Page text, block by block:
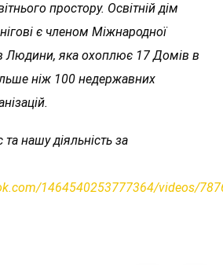
простору. Освітній дім
є членом Міжнародної
Людини, яка охоплює 17 Домів в
ніж 100 недержавних
нашу діяльність за
1464540253777364/videos/